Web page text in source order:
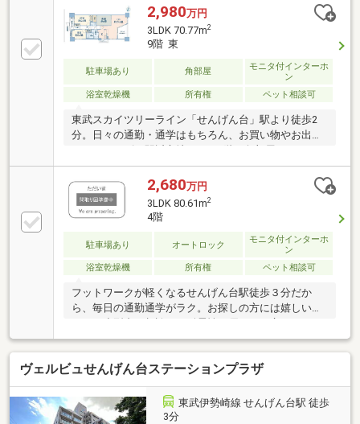
きの3LDK、専有面積70.77m2（約21.40坪）のお部屋
です。・リビングダイニングは天井高約2.6m、高さ約
2.4mのハイサッシュを採用しているため、開放感を実
感いただけます。・大規模マンションならではの共用
施設が充実しており、屋上庭園「スカイガーデン」や
「キッズ＆ユニバーサルホール」をはじめ、フィット
ネススタジオ、スタディホール、ゲストハウスなど、
多様なライフスタイルに応える空間が揃っています。
2,980万円
3LDK 70.77m2
9階 東
駐車場あり 角部屋
モニタ付インターホ
ン
浴室乾燥機
所有権 ペット相談可
東武スカイツリーライン「せんげん台」駅より徒歩2
分。日々の通勤・通学はもちろん、お買い物やお出か
面採光で明るく風通しの良い住空間。バルコニーから
は遠くまで街並みを見渡せ、高層階ならではの開放感
をお楽しみいただけます室内は良好な状態を保ってお
り、和室とLDは続き間としてもお使いいただける可変
合わせたタイミングで内覧可能です。-LIFE
INFORMATION-■千間台小学校…徒歩13分□ビッグ・エ
ー…徒歩6分■千間台中学校…徒歩21分□ラーテルマルサ
ン…徒歩7分□セブンイレブン
2,680万円
3LDK 80.61m2
4階
駐車場あり オートロック
モニタ付インターホ
ン
浴室乾燥機
所有権 ペット相談可
フットワークが軽くなるせんげん台駅徒歩３分だか
ら、毎日の通勤通学がラク。お探しの方には嬉しいペ
Ｃ構造のマンション。自然に団らんが生まれる３ＬＤ
Ｋ。
ヴェルビュせんげん台ステーションプラザ
東武伊勢崎線 せんげん台駅 徒歩
3分